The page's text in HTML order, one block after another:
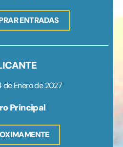
ENTRADAS
de Enero de 2027
Principal